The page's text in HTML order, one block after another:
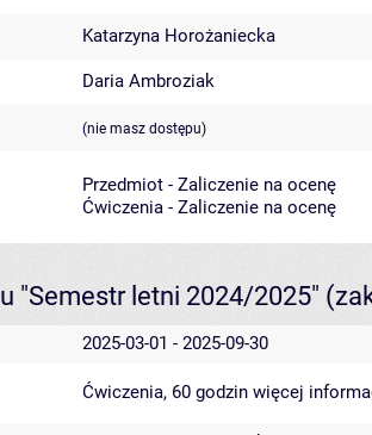
Katarzyna Horożaniecka
Daria Ambroziak
(nie masz dostępu)
Przedmiot - Zaliczenie na ocenę
Ćwiczenia - Zaliczenie na ocenę
"Semestr letni 2024/2025"
2025-03-01 - 2025-09-30
Ćwiczenia, 60 godzin więcej